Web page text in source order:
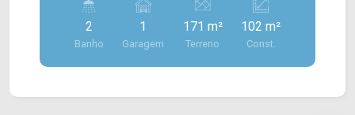
depósitos, bancada para recepção e 03
vestiários. > 02 banheiros social; > 01 vaga de
garagem. Localizado próximo à Av. Iacanga, Av.
Santa Barbara e com fácil acesso a Rod. Luiz de
2
Banho
1
Garagem
171 m²
Terreno
102 m²
Const.